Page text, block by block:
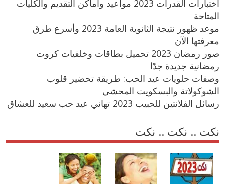
اختبارات القدرات 2023 مواعيد وأماكن التقديم والكليات
المتاحة
موعد ظهور نتيجة الثانوية العامة 2023 وأسرع طرق
معرفتها الآن
صور رمضان 2023 تحميل بطاقات وخلفيات كروت
رمضانية جديدة جدًا
وصفات حلويات عيد الحب: طريقة تحضير قلوب
الشوكولاتة والبسكويت المحشي
رسائل الفلانتين للحبيب 2023 تهاني عيد حب سعيد للعشاق
نكت .. نكت .. نكت